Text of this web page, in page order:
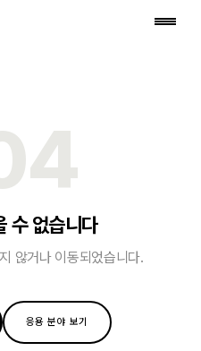
수 없습니다
않거나 이동되었습니다.
응용 분야 보기